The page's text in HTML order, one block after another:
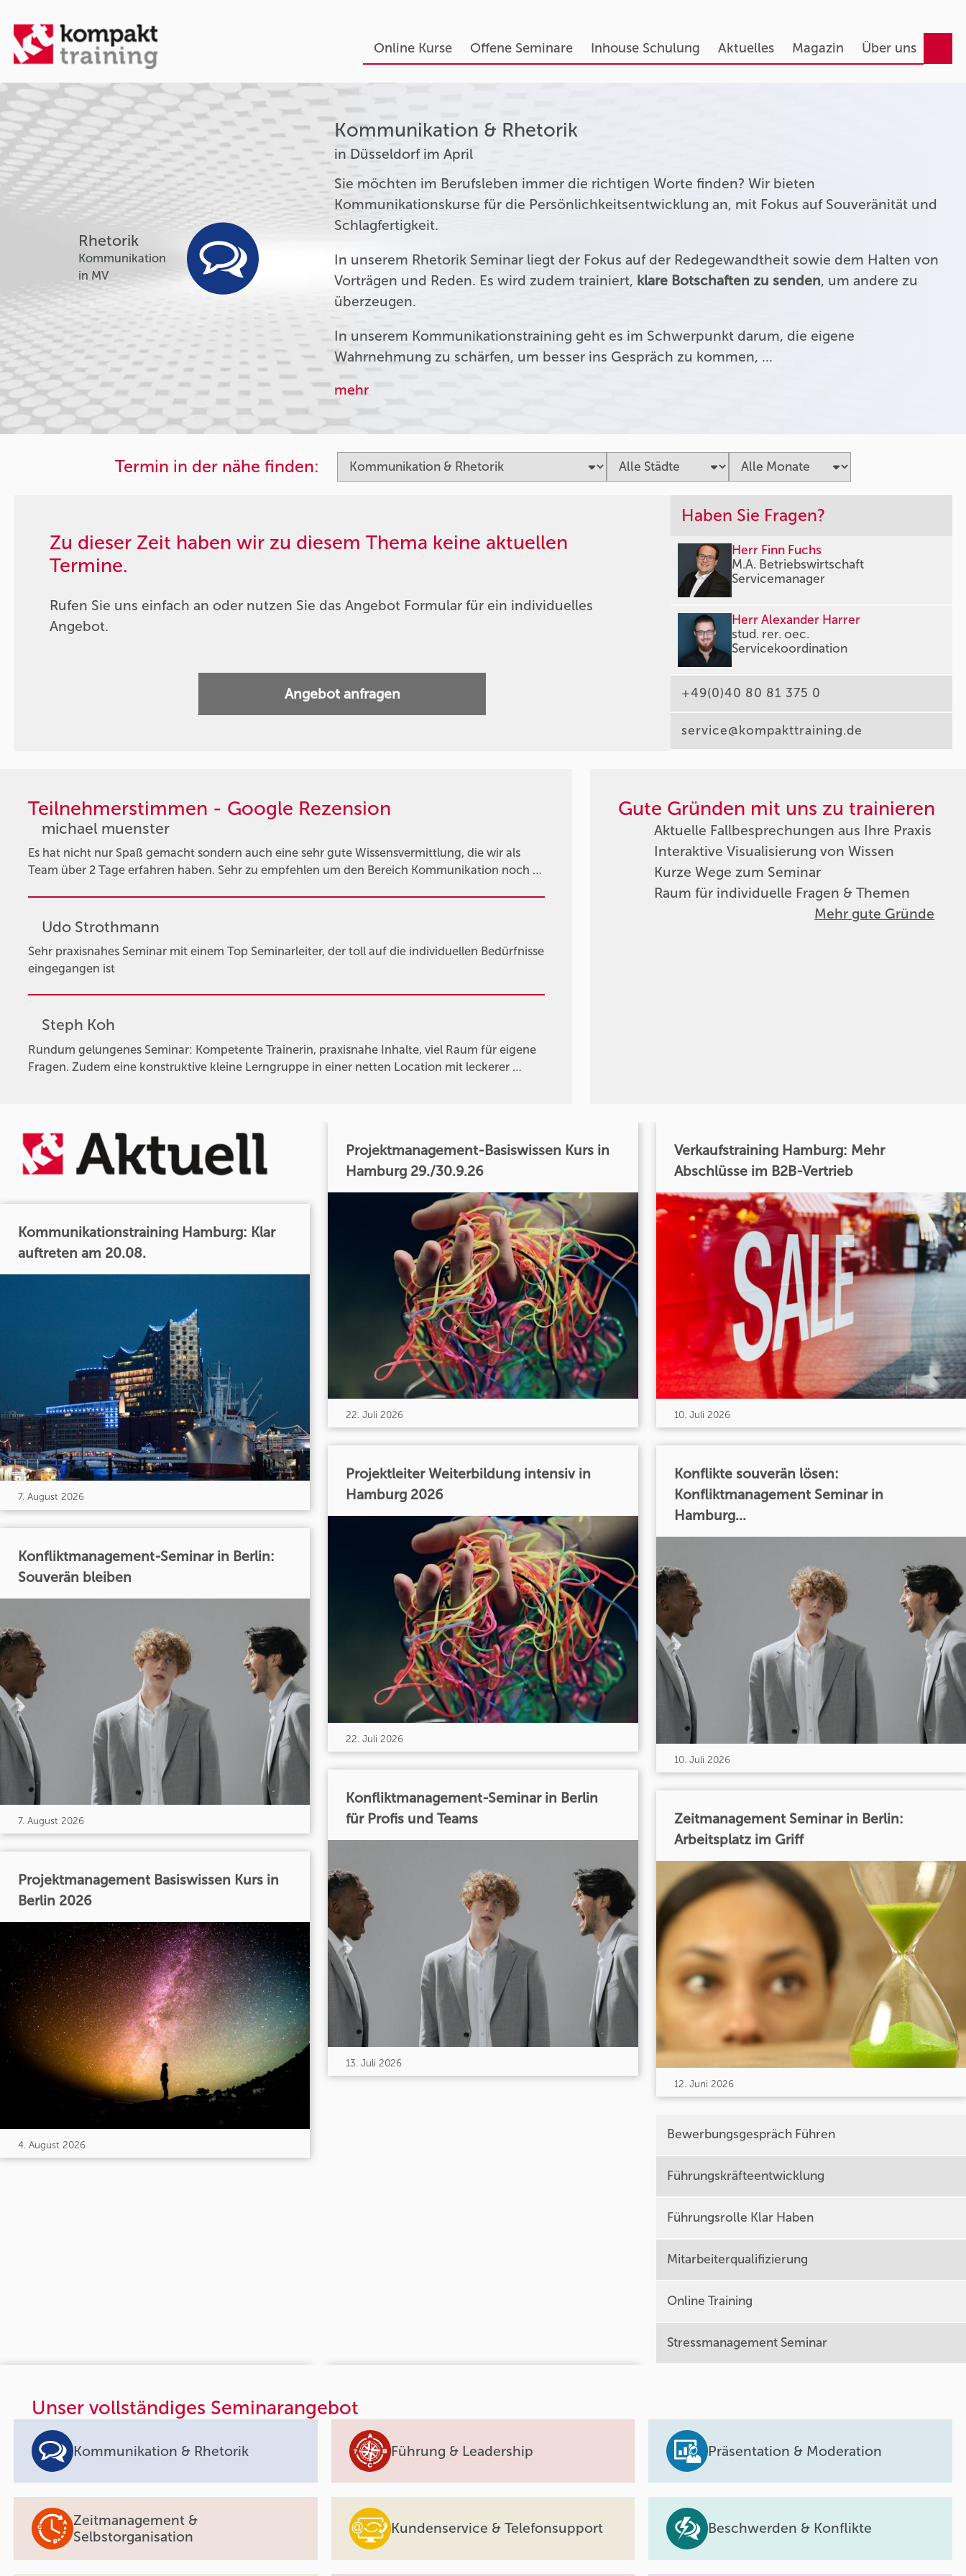
Online Kurse Offene Seminare Inhouse Schulung Aktuelles Magazin Über uns
Rhetorik
Kommunikation
in MV
Kommunikation & Rhetorik
in Düsseldorf im April
Sie möchten im Berufsleben immer die richtigen Worte finden? Wir bieten
Kommunikationskurse für die Persönlichkeitsentwicklung an, mit Fokus auf Souveränität und
Schlagfertigkeit.
In unserem Rhetorik Seminar liegt der Fokus auf der Redegewandtheit sowie dem Halten von
Vorträgen und Reden. Es wird zudem trainiert, klare Botschaften zu senden, um andere zu
überzeugen.
In unserem Kommunikationstraining geht es im Schwerpunkt darum, die eigene
Wahrnehmung zu schärfen, um besser ins Gespräch zu kommen, …
mehr
Termin in der nähe finden:
Zu dieser Zeit haben wir zu diesem Thema keine aktuellen
Termine.
Rufen Sie uns einfach an oder nutzen Sie das Angebot Formular für ein individuelles
Angebot.
Angebot anfragen
Haben Sie Fragen?
Herr Finn Fuchs
M.A. Betriebswirtschaft
Servicemanager
Herr Alexander Harrer
stud. rer. oec.
Servicekoordination
+49(0)40 80 81 375 0
service@kompakttraining.de
Teilnehmerstimmen - Google Rezension
michael muenster
Es hat nicht nur Spaß gemacht sondern auch eine sehr gute Wissensvermittlung, die wir als
Team über 2 Tage erfahren haben. Sehr zu empfehlen um den Bereich Kommunikation noch …
Udo Strothmann
Sehr praxisnahes Seminar mit einem Top Seminarleiter, der toll auf die individuellen Bedürfnisse
eingegangen ist
Steph Koh
Rundum gelungenes Seminar: Kompetente Trainerin, praxisnahe Inhalte, viel Raum für eigene
Fragen. Zudem eine konstruktive kleine Lerngruppe in einer netten Location mit leckerer …
Gute Gründen mit uns zu trainieren
Aktuelle Fallbesprechungen aus Ihre Praxis
Interaktive Visualisierung von Wissen
Kurze Wege zum Seminar
Raum für individuelle Fragen & Themen
Mehr gute Gründe
Kommunikationstraining Hamburg: Klar
auftreten am 20.08.
7. August 2026
Konfliktmanagement-Seminar in Berlin:
Souverän bleiben
7. August 2026
Projektmanagement Basiswissen Kurs in
Berlin 2026
4. August 2026
Projektmanagement-Basiswissen Kurs in
Hamburg 29./30.9.26
22. Juli 2026
Projektleiter Weiterbildung intensiv in
Hamburg 2026
22. Juli 2026
Konfliktmanagement-Seminar in Berlin
für Profis und Teams
13. Juli 2026
Verkaufstraining Hamburg: Mehr
Abschlüsse im B2B-Vertrieb
10. Juli 2026
Konflikte souverän lösen:
Konfliktmanagement Seminar in
Hamburg...
10. Juli 2026
Zeitmanagement Seminar in Berlin:
Arbeitsplatz im Griff
12. Juni 2026
Bewerbungsgespräch Führen
Führungskräfteentwicklung
Führungsrolle Klar Haben
Mitarbeiterqualifizierung
Online Training
Stressmanagement Seminar
Unser vollständiges Seminarangebot
Kommunikation & Rhetorik Führung & Leadership Präsentation & Moderation
Zeitmanagement &
Selbstorganisation
Kundenservice & Telefonsupport Beschwerden & Konflikte